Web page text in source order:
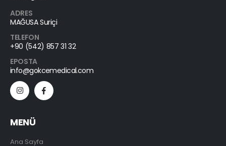
ADRES
MAĞUSA Suriçi
TELEFON
+90 (542) 857 31 32
EPOSTA
info@gokcemedical.com
MENÜ
Ana Sayfa